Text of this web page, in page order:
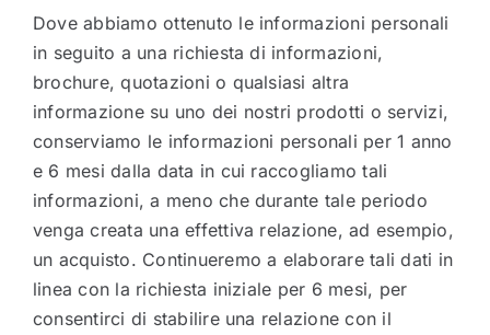
Dove abbiamo ottenuto le informazioni personali
in seguito a una richiesta di informazioni,
brochure, quotazioni o qualsiasi altra
informazione su uno dei nostri prodotti o servizi,
conserviamo le informazioni personali per 1 anno
e 6 mesi dalla data in cui raccogliamo tali
informazioni, a meno che durante tale periodo
venga creata una effettiva relazione, ad esempio,
un acquisto. Continueremo a elaborare tali dati in
linea con la richiesta iniziale per 6 mesi, per
consentirci di stabilire una relazione con il